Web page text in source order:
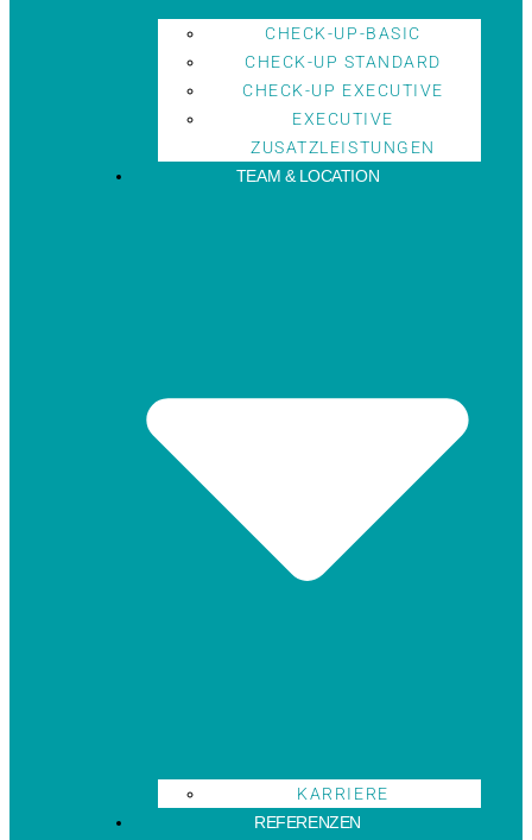
CHECK-UP-BASIC
CHECK-UP STANDARD
CHECK-UP EXECUTIVE
EXECUTIVE
ZUSATZLEISTUNGEN
TEAM & LOCATION
KARRIERE
REFERENZEN